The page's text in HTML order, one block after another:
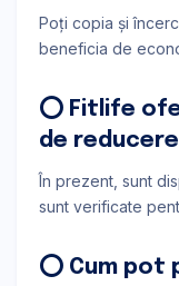
Poți copia și
beneficia de
⭕ Fitlife
de
În prezent, sunt
sunt verificate
⭕ Cum pot